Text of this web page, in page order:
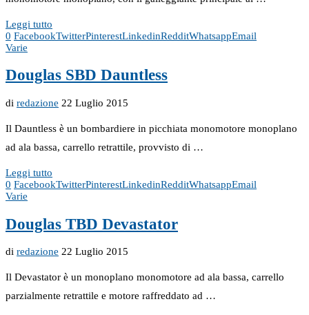
Leggi tutto
0 FacebookTwitterPinterestLinkedinRedditWhatsappEmail
Varie
Douglas SBD Dauntless
di redazione 22 Luglio 2015
Il Dauntless è un bombardiere in picchiata monomotore monoplano
ad ala bassa, carrello retrattile, provvisto di …
Leggi tutto
0 FacebookTwitterPinterestLinkedinRedditWhatsappEmail
Varie
Douglas TBD Devastator
di redazione 22 Luglio 2015
Il Devastator è un monoplano monomotore ad ala bassa, carrello
parzialmente retrattile e motore raffreddato ad …